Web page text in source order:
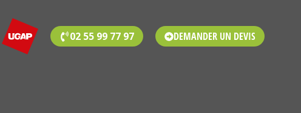
02 55 99 77 97 DEMANDER UN DEVIS